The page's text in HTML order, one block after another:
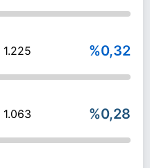
1.225 %0,32
1.063 %0,28